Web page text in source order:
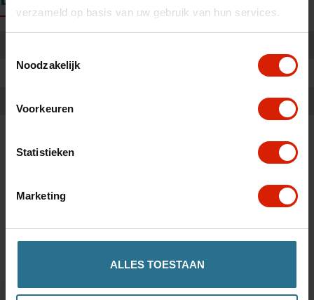
verzameld op basis van uw gebruik van hun services.
Noodzakelijk
Voorkeuren
Statistieken
Marketing
ALLES TOESTAAN
Ancho: